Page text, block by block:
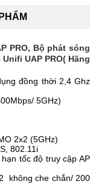
PRO, Bộ phát sóng
UAP PRO( Hãng
đồng thời 2,4 Ghz
5GHz)
2x2 (5GHz)
802.11i
tốc độ truy cập AP
không che chắn/ 200